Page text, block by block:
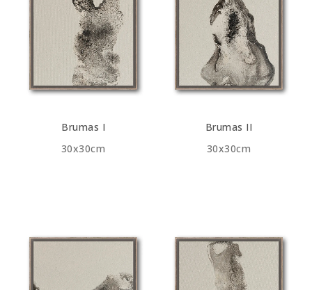
30x30cm
Brumas I
30x30cm
Brumas II